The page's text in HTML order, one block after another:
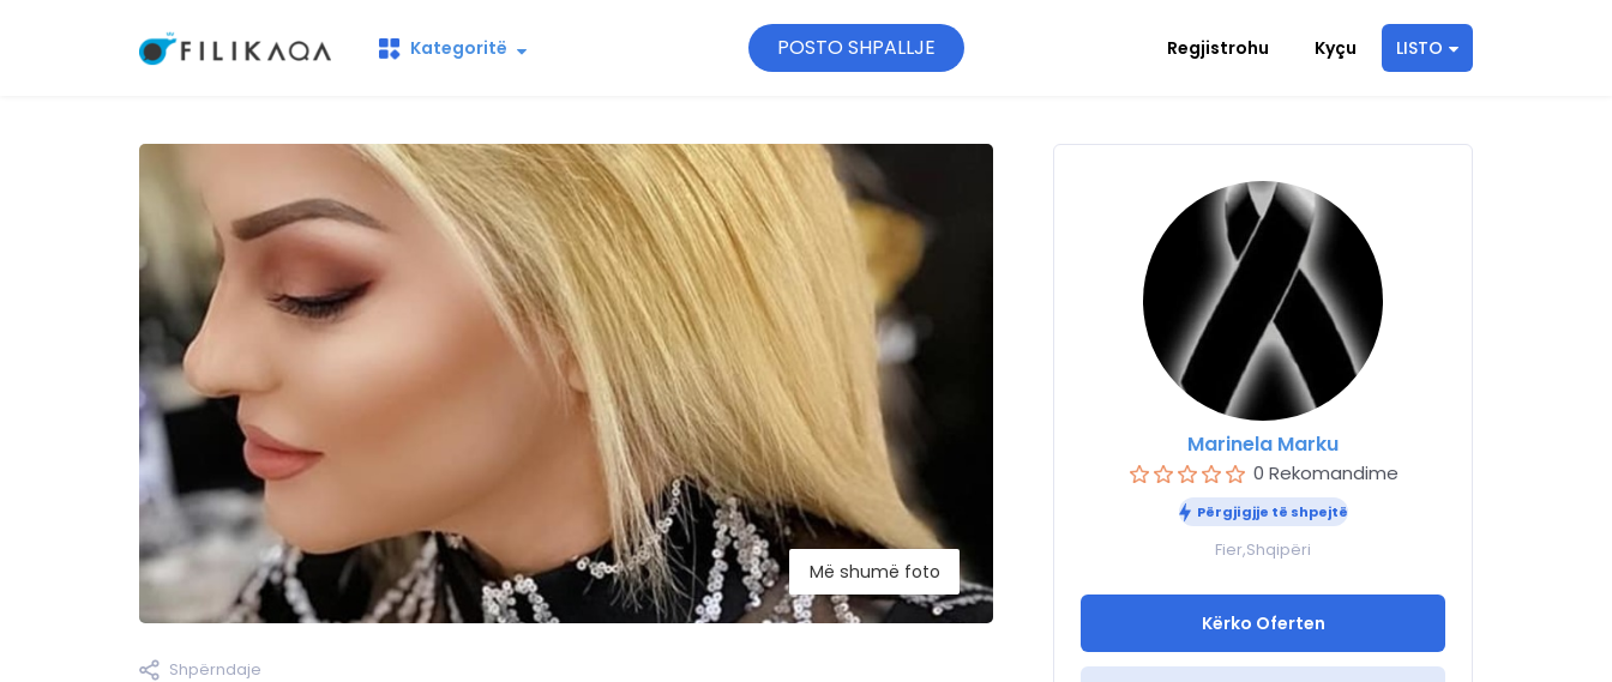
Kategoritë POSTO SHPALLJE Regjistrohu Kyçu LISTO
Më shumë foto
Shpërndaje
Marinela Marku
0 Rekomandime
Përgjigjje të shpejtë
Fier,Shqipëri
Kërko Oferten